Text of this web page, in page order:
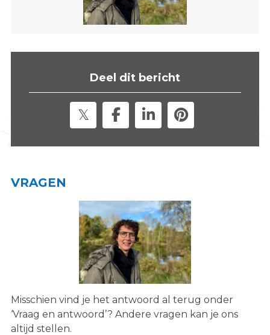
e
Deel dit bericht
VRAGEN
Misschien vind je het antwoord al terug onder
‘Vraag en antwoord’? Andere vragen kan je ons
altijd stellen.